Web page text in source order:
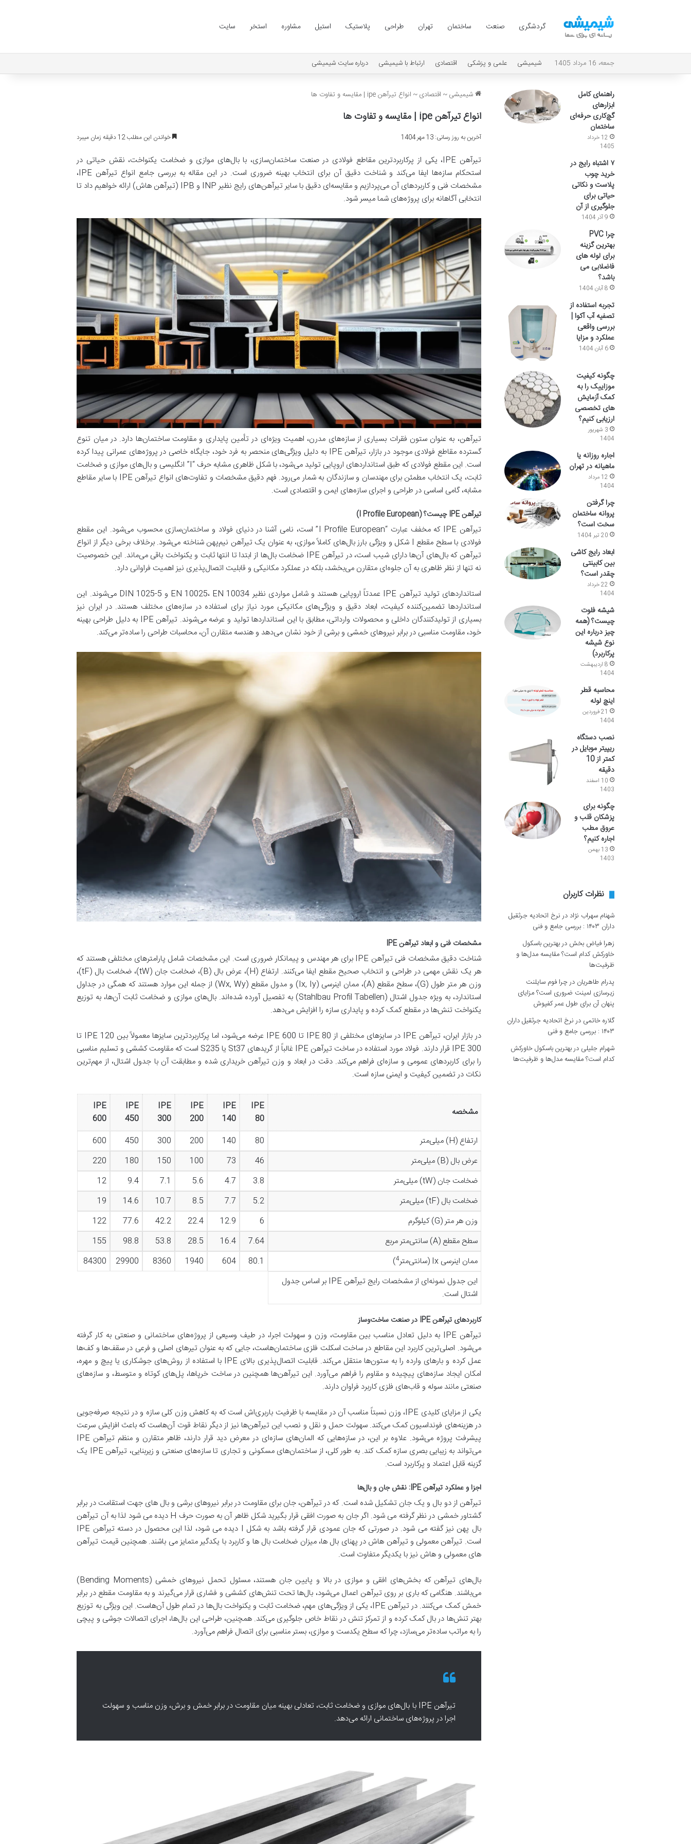
گردشگری صنعت ساختمان تهران طراحی پلاستیک استیل مشاوره استخر سایت
جمعه، 16 مرداد 1405 شیمیشی علمی و پزشکی اقتصادی ارتباط با شیمیشی درباره سایت شیمیشی
شیمیشی~ اقتصادی~ انواع تیرآهن ipe | مقایسه و تفاوت ها
انواع تیرآهن ipe | مقایسه و تفاوت ها
آخرین به روز رسانی: 13 مهر 1404 خواندن این مطلب 12 دقیقه زمان میبرد
تیرآهن IPE، یکی از پرکاربردترین مقاطع فولادی در صنعت ساختمان‌سازی، با بال‌های موازی و ضخامت یکنواخت، نقش حیاتی در
استحکام سازه‌ها ایفا می‌کند و شناخت دقیق آن برای انتخاب بهینه ضروری است. در این مقاله به بررسی جامع انواع تیرآهن IPE،
مشخصات فنی و کاربردهای آن می‌پردازیم و مقایسه‌ای دقیق با سایر تیرآهن‌های رایج نظیر INP و IPB (تیرآهن هاش) ارائه خواهیم داد تا
انتخابی آگاهانه برای پروژه‌های شما میسر شود.
تیرآهن، به عنوان ستون فقرات بسیاری از سازه‌های مدرن، اهمیت ویژه‌ای در تأمین پایداری و مقاومت ساختمان‌ها دارد. در میان تنوع
گسترده مقاطع فولادی موجود در بازار، تیرآهن IPE به دلیل ویژگی‌های منحصر به فرد خود، جایگاه خاصی در پروژه‌های عمرانی پیدا کرده
است. این مقطع فولادی که طبق استانداردهای اروپایی تولید می‌شود، با شکل ظاهری مشابه حرف “I” انگلیسی و بال‌های موازی و ضخامت
ثابت، یک انتخاب مطمئن برای مهندسان و سازندگان به شمار می‌رود. فهم دقیق مشخصات و تفاوت‌های انواع تیرآهن IPE با سایر مقاطع
مشابه، گامی اساسی در طراحی و اجرای سازه‌های ایمن و اقتصادی است.
تیرآهن IPE چیست؟ (I Profile European)
تیرآهن IPE که مخفف عبارت “I Profile European” است، نامی آشنا در دنیای فولاد و ساختمان‌سازی محسوب می‌شود. این مقطع
فولادی با سطح مقطع I شکل و ویژگی بارز بال‌های کاملاً موازی، به عنوان یک تیرآهن نیم‌پهن شناخته می‌شود. برخلاف برخی دیگر از انواع
تیرآهن که بال‌های آن‌ها دارای شیب است، در تیرآهن IPE ضخامت بال‌ها از ابتدا تا انتها ثابت و یکنواخت باقی می‌ماند. این خصوصیت
نه تنها از نظر ظاهری به آن جلوه‌ای متقارن می‌بخشد، بلکه در عملکرد مکانیکی و قابلیت اتصال‌پذیری نیز اهمیت فراوانی دارد.
استانداردهای تولید تیرآهن IPE عمدتاً اروپایی هستند و شامل مواردی نظیر EN 10025، EN 10034 و DIN 1025-5 می‌شوند. این
استانداردها تضمین‌کننده کیفیت، ابعاد دقیق و ویژگی‌های مکانیکی مورد نیاز برای استفاده در سازه‌های مختلف هستند. در ایران نیز
بسیاری از تولیدکنندگان داخلی و محصولات وارداتی، مطابق با این استانداردها تولید و عرضه می‌شوند. تیرآهن IPE به دلیل طراحی بهینه
خود، مقاومت مناسبی در برابر نیروهای خمشی و برشی از خود نشان می‌دهد و هندسه متقارن آن، محاسبات طراحی را ساده‌تر می‌کند.
مشخصات فنی و ابعاد تیرآهن IPE
شناخت دقیق مشخصات فنی تیرآهن IPE برای هر مهندس و پیمانکار ضروری است. این مشخصات شامل پارامترهای مختلفی هستند که
هر یک نقش مهمی در طراحی و انتخاب صحیح مقطع ایفا می‌کنند. ارتفاع (H)، عرض بال (B)، ضخامت جان (tW)، ضخامت بال (tF)،
وزن هر متر طول (G)، سطح مقطع (A)، ممان اینرسی (Ix, Iy) و مدول مقطع (Wx, Wy) از جمله این موارد هستند که همگی در جداول
استاندارد، به ویژه جدول اشتال (Stahlbau Profil Tabellen) به تفصیل آورده شده‌اند. بال‌های موازی و ضخامت ثابت آن‌ها، به توزیع
یکنواخت تنش‌ها در مقطع کمک کرده و پایداری سازه را افزایش می‌دهد.
در بازار ایران، تیرآهن IPE در سایزهای مختلفی از IPE 80 تا IPE 600 عرضه می‌شود، اما پرکاربردترین سایزها معمولاً بین IPE 120 تا
IPE 300 قرار دارند. فولاد مورد استفاده در ساخت تیرآهن IPE غالباً از گریدهای St37 یا S235 است که مقاومت کششی و تسلیم مناسبی
را برای کاربردهای عمومی و سازه‌ای فراهم می‌کند. دقت در ابعاد و وزن تیرآهن خریداری شده و مطابقت آن با جدول اشتال، از مهم‌ترین
نکات در تضمین کیفیت و ایمنی سازه است.
مشخصه
IPE
80
IPE
140
IPE
200
IPE
300
IPE
450
IPE
600
ارتفاع (H) میلی‌متر
80
140
200
300
450
600
عرض بال (B) میلی‌متر
46
73
100
150
180
220
ضخامت جان (tW) میلی‌متر
3.8
4.7
5.6
7.1
9.4
12
ضخامت بال (tF) میلی‌متر
5.2
7.7
8.5
10.7
14.6
19
وزن هر متر (G) کیلوگرم
6
12.9
22.4
42.2
77.6
122
سطح مقطع (A) سانتی‌متر مربع
7.64
16.4
28.5
53.8
98.8
155
ممان اینرسی Ix (سانتی‌متر
4
)
80.1
604
1940
8360
29900
84300
این جدول نمونه‌ای از مشخصات رایج تیرآهن IPE بر اساس جدول
اشتال است.
کاربردهای تیرآهن IPE در صنعت ساخت‌وساز
تیرآهن IPE به دلیل تعادل مناسب بین مقاومت، وزن و سهولت اجرا، در طیف وسیعی از پروژه‌های ساختمانی و صنعتی به کار گرفته
می‌شود. اصلی‌ترین کاربرد این مقاطع در ساخت اسکلت فلزی ساختمان‌هاست، جایی که به عنوان تیرهای اصلی و فرعی در سقف‌ها و کف‌ها
عمل کرده و بارهای وارده را به ستون‌ها منتقل می‌کند. قابلیت اتصال‌پذیری بالای IPE با استفاده از روش‌های جوشکاری یا پیچ و مهره،
امکان ایجاد سازه‌های پیچیده و مقاوم را فراهم می‌آورد. این تیرآهن‌ها همچنین در ساخت خرپاها، پل‌های کوتاه و متوسط، و سازه‌های
صنعتی مانند سوله و قاب‌های فلزی کاربرد فراوان دارند.
یکی از مزایای کلیدی IPE، وزن نسبتاً مناسب آن در مقایسه با ظرفیت باربری‌اش است که به کاهش وزن کلی سازه و در نتیجه صرفه‌جویی
در هزینه‌های فونداسیون کمک می‌کند. سهولت حمل و نقل و نصب این تیرآهن‌ها نیز از دیگر نقاط قوت آن‌هاست که باعث افزایش سرعت
پیشرفت پروژه می‌شود. علاوه بر این، در سازه‌هایی که المان‌های سازه‌ای در معرض دید قرار دارند، ظاهر متقارن و منظم تیرآهن IPE
می‌تواند به زیبایی بصری سازه کمک کند. به طور کلی، از ساختمان‌های مسکونی و تجاری تا سازه‌های صنعتی و زیربنایی، تیرآهن IPE یک
گزینه قابل اعتماد و پرکاربرد است.
اجزا و عملکرد تیرآهن IPE: نقش جان و بال‌ها
تیرآهن از دو بال و یک جان تشکیل شده است. که در تیرآهن، جان برای مقاومت در برابر نیروهای برشی و بال های جهت استقامت در برابر
گشتاور خمشی در نظر گرفته می شود. اگر جان به صورت افقی قرار بگیرید شکل ظاهر آن به صورت حرف H دیده می شود لذا به آن تیرآهن
بال پهن نیز گفته می شود. در صورتی که جان عمودی قرار گرفته باشد به شکل I دیده می شود، لذا این محصول در دسته تیرآهن IPE
است. تیرآهن معمولی و تیرآهن هاش در پهنای بال ها، میزان ضخامت بال ها و کاربرد با یکدگیر متمایز می باشند. همچنین قیمت تیرآهن
های معمولی و هاش نیز با یکدیگر متفاوت است.
بال‌های تیرآهن که بخش‌های افقی و موازی در بالا و پایین جان هستند، مسئول تحمل نیروهای خمشی (Bending Moments)
می‌باشند. هنگامی که باری بر روی تیرآهن اعمال می‌شود، بال‌ها تحت تنش‌های کششی و فشاری قرار می‌گیرند و به مقاومت مقطع در برابر
خمش کمک می‌کنند. در تیرآهن IPE، یکی از ویژگی‌های مهم، ضخامت ثابت و یکنواخت بال‌ها در تمام طول آن‌هاست. این ویژگی به توزیع
بهتر تنش‌ها در بال کمک کرده و از تمرکز تنش در نقاط خاص جلوگیری می‌کند. همچنین، طراحی این بال‌ها، اجرای اتصالات جوشی و پیچی
را به مراتب ساده‌تر می‌سازد، چرا که سطح یکدست و موازی، بستر مناسبی برای اتصال فراهم می‌آورد.
تیرآهن IPE با بال‌های موازی و ضخامت ثابت، تعادلی بهینه میان مقاومت در برابر خمش و برش، وزن مناسب و سهولت
اجرا در پروژه‌های ساختمانی ارائه می‌دهد.
راهنمای کامل
ابزارهای
گچ‌کاری حرفه‌ای
ساختمان
12 خرداد
1405
۷ اشتباه رایج در
خرید چوب
پلاست و نکاتی
حیاتی برای
جلوگیری از آن
9 آذر 1404
چرا PVC
بهترین گزینه
برای لوله های
فاضلابی می
باشد؟
8 آبان 1404
تجربه استفاده از
تصفیه آب آکوا |
بررسی واقعی
عملکرد و مزایا
6 آبان 1404
چگونه کیفیت
موزاییک را به
کمک آزمایش
های تخصصی
ارزیابی کنیم؟
3 شهریور
1404
اجاره روزانه یا
ماهیانه در تهران
12 مرداد
1404
چرا گرفتن
پروانه ساختمان
سخت است؟
20 تیر 1404
ابعاد رایج کاشی
بین کابینتی
چقدر است؟
22 خرداد
1404
شیشه فلوت
چیست؟ (همه
چیز درباره این
نوع شیشه
پرکاربرد)
8 اردیبهشت
1404
محاسبه قطر
اینچ لوله
21 فروردین
1404
نصب دستگاه
ریپیتر موبایل در
کمتر از 10
دقیقه
10 اسفند
1403
چگونه برای
پزشکان قلب و
عروق مطب
اجاره کنیم؟
13 بهمن
1403
نظرات کاربران
شهنام سهراب نژاد درنرخ اتحادیه جرثقیل
داران ۱۴۰۳ : بررسی جامع و فنی
زهرا فیاض بخش دربهترین باسکول
خاورکش کدام است؟ مقایسه مدل‌ها و
ظرفیت‌ها
پدرام طاهریان درچرا فوم سایلنت
زیرسازی لمینت ضروری است؟ مزایای
پنهان آن برای طول عمر کفپوش
گلاره خاتمی درنرخ اتحادیه جرثقیل داران
۱۴۰۳ : بررسی جامع و فنی
شهرام جلیلی دربهترین باسکول خاورکش
کدام است؟ مقایسه مدل‌ها و ظرفیت‌ها